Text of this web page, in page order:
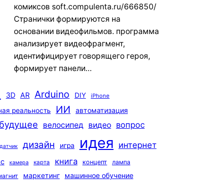
комиксов soft.compulenta.ru/666850/
Странички формируются на
основании видеофильмов. программа
анализирует видеофрагмент,
идентифицирует говорящего героя,
формирует панели…
3D AR Arduino DIY iPhone
реальность ИИ автоматизация
будущее велосипед видео вопрос
датчик дизайн игра идея интернет
камера карта книга концепт лампа
маркетинг машинное обучение